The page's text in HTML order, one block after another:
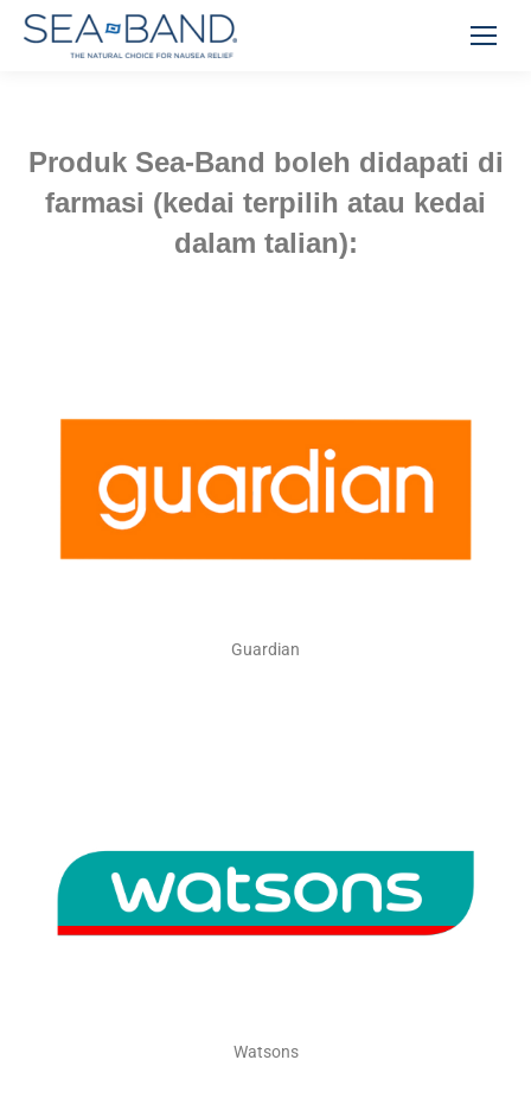
Produk Sea-Band boleh didapati di
farmasi (kedai terpilih atau kedai
dalam talian):
Guardian
Watsons